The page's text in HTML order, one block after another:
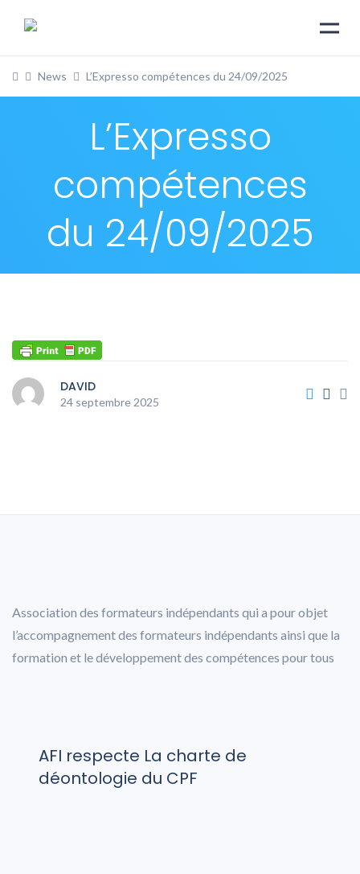
News L’Expresso compétences du 24/09/2025
L’Expresso
compétences
du 24/09/2025
DAVID
24 septembre 2025
Association des formateurs indépendants qui a pour objet
l’accompagnement des formateurs indépendants ainsi que la
formation et le développement des compétences pour tous
AFI respecte La charte de
déontologie du CPF